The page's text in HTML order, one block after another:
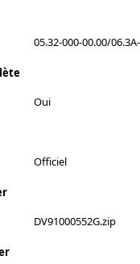
05.32-000-00.00/
Oui
Officiel
DV91000552G.zip